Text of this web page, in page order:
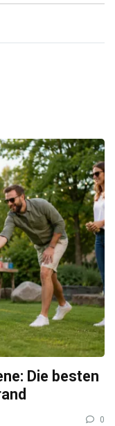
Die besten
0